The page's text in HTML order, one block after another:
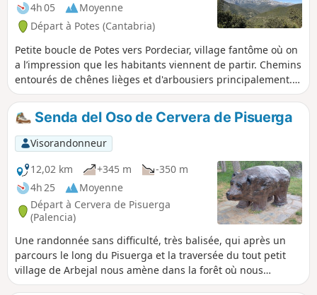
4h 05
Moyenne
Départ à Potes (Cantabria)
Petite boucle de Potes vers Pordeciar, village fantôme où on
a l’impression que les habitants viennent de partir. Chemins
entourés de chênes lièges et d'arbousiers principalement.
Certains chênes ont été taillés pour la récolte du liège.
Parcours facile, pas de difficulté, il y a beaucoup de
chemins possibles et le village de Porciedar est indiqué par
des panneaux de bois. On a une excellente vue sur les Pics
de Europa les plus hauts.
Senda del Oso de Cervera de Pisuerga
Visorandonneur
12,02 km
+345 m
-350 m
4h 25
Moyenne
Départ à Cervera de Pisuerga
(Palencia)
Une randonnée sans difficulté, très balisée, qui après un
parcours le long du Pisuerga et la traversée du tout petit
village de Arbejal nous amène dans la forêt où nous
quittons les balises pour plus profiter du lac et de ses